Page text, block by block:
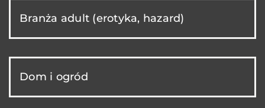
Branża adult (erotyka, hazard)
Dom i ogród